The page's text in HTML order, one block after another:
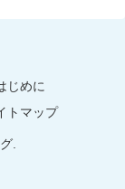
じめに
トマップ
.